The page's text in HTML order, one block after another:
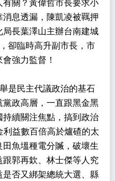
關？黃偉哲市長要求小
息透漏，陳凱凌被羈押
長葉澤山主辦台南建城
卻臨時高升副市長，市
強力監督！
是民主代議政治的基石
政高層，一直跟黑金黑
續關注焦點，搞到政治
益數百倍高於爐碴的太
魚塭種電分贓，破壞生
郭再欽、林士傑等人究
否又綁架總統大選、縣